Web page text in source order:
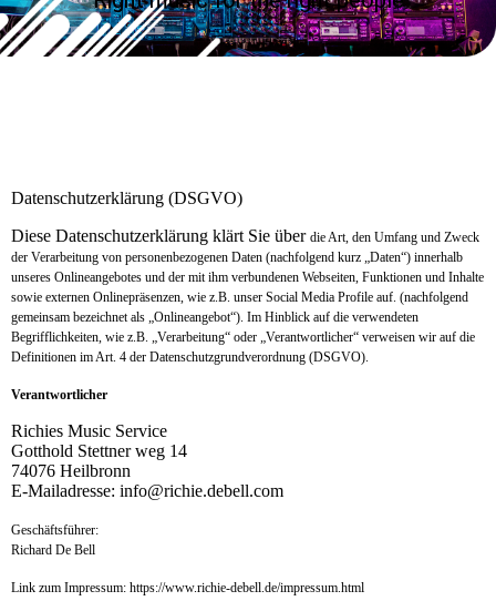
Datenschutzerklärung (DSGVO)
Diese Datenschutzerklärung klärt Sie über die Art, den Umfang und Zweck
der Verarbeitung von personenbezogenen Daten (nachfolgend kurz „Daten“) innerhalb
unseres Onlineangebotes und der mit ihm verbundenen Webseiten, Funktionen und Inhalte
sowie externen Onlinepräsenzen, wie z.B. unser Social Media Profile auf. (nachfolgend
gemeinsam bezeichnet als „Onlineangebot“). Im Hinblick auf die verwendeten
Begrifflichkeiten, wie z.B. „Verarbeitung“ oder „Verantwortlicher“ verweisen wir auf die
Definitionen im Art. 4 der Datenschutzgrundverordnung (DSGVO).
Verantwortlicher
Richies Music Service
Gotthold Stettner weg 14
74076 Heilbronn
E-Mailadresse: info@richie.debell.com
Geschäftsführer:
Richard De Bell
Link zum Impressum: https://www.richie-debell.de/impressum.html